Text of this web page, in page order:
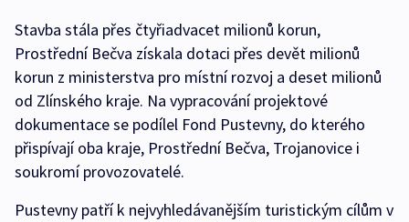
Stavba stála přes čtyřiadvacet milionů korun,
Prostřední Bečva získala dotaci přes devět milionů
korun z ministerstva pro místní rozvoj a deset milionů
od Zlínského kraje. Na vypracování projektové
dokumentace se podílel Fond Pustevny, do kterého
přispívají oba kraje, Prostřední Bečva, Trojanovice i
soukromí provozovatelé.
Pustevny patří k nejvyhledávanějším turistickým cílům v